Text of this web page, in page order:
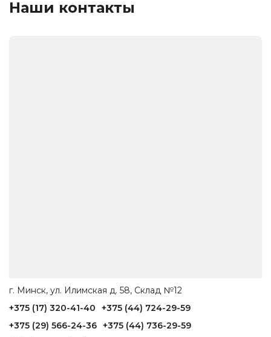
Наши контакты
г. Минск, ул. Илимская д. 58, Склад №12
+375 (17) 320-41-40
+375 (44) 724-29-59
+375 (29) 566-24-36 +375 (44) 736-29-59